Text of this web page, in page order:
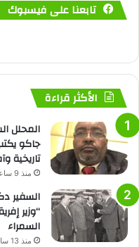
تابعنا على فيسبوك
الأكثر قراءة
المحلل
جاكو
تاريخية
منذ 9 ساعات
السفير
“وزير
السمراء
منذ 13 ساعة